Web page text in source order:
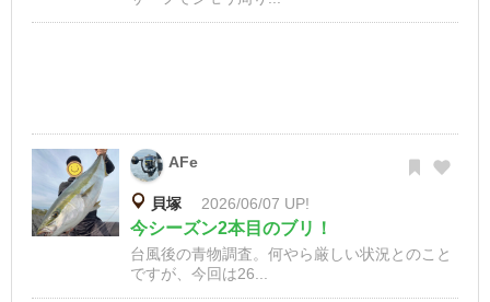
AFe
貝塚 2026/06/07 UP!
今シーズン2本目のブリ！
台風後の青物調査。何やら厳しい状況とのこと
ですが、今回は26...